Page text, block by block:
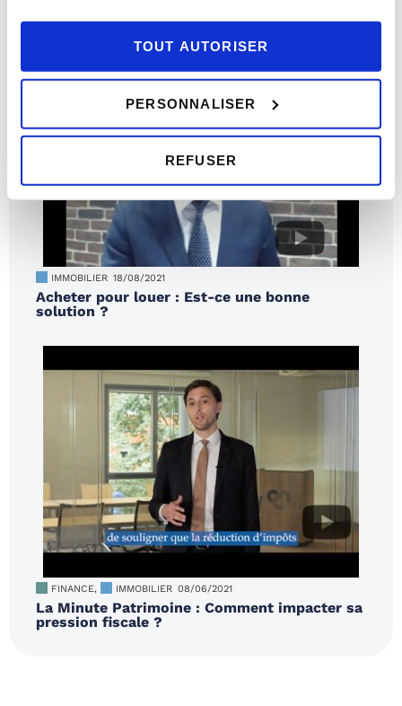
TOUT AUTORISER
PERSONNALISER
REFUSER
IMMOBILIER 18/08/2021
Acheter pour louer : Est-ce une bonne
solution ?
FINANCE, IMMOBILIER 08/06/2021
La Minute Patrimoine : Comment impacter sa
pression fiscale ?